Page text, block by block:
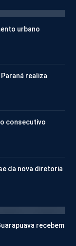
urbano
realiza
consecutivo
da nova diretoria
recebem